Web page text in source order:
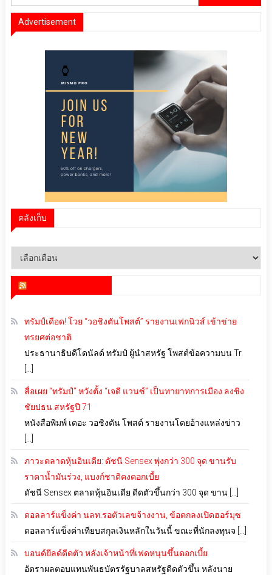
Advertisement
คลังเก็บ
คลัง
ทรัมป์เดือด! โวย “วอชิงตันโพสต์” รายงานเฟกนิวส์ เข้าข่าย
ทรยศต่อชาติ
ประธานาธิบดีโดนัลด์ ทรัมป์ ผู้นำสหรัฐ โพสต์ข้อความบน Tr
สื่อเผย “ทรัมป์” หวังตั้ง “เจดี แวนซ์” เป็นทายาทการเมือง ลงชิง
ชัยปธน.สหรัฐปี 71
หนังสือพิมพ์ เดอะ วอชิงตัน โพสต์ รายงานโดยอ้างแหล่งข่าว
ภาวะตลาดหุ้นอินเดีย: ดัชนี Sensex พุ่งกว่า 300 จุด ขานรับ
ราคาน้ำมันร่วง, แบงก์ชาติคงดอกเบี้ย
ดัชนี Sensex ตลาดหุ้นอินเดีย ดีดตัวขึ้นกว่า 300 จุด ขาน […]
ดอลลาร์แข็งค่า นลท.รอตัวเลขจ้างงาน, ข้อตกลงเปิดฮอร์มุซ
ดอลลาร์แข็งค่าเทียบสกุลเงินหลักในวันนี้ ขณะที่นักลงทุนจ […]
บอนด์ยีลด์ดีดตัว หลังเจ้าหน้าที่เฟดหนุนขึ้นดอกเบี้ย
อัตราผลตอบแทนพันธบัตรรัฐบาลสหรัฐดีดตัวขึ้น หลังนาย